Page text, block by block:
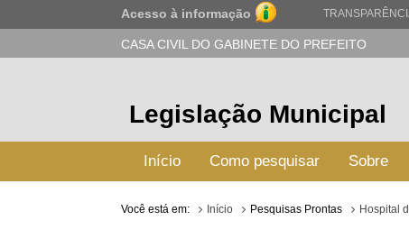
Acesso à informação
CASA CIVIL DO GABINETE DO PREFEITO
Legislação Municipal
Início Como pesquisar Sobre
Você está em: Início Pesquisas Prontas Hospital